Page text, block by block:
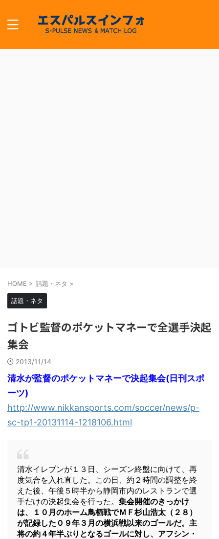
HOME > 話題・ネタ >
話題・ネタ
ゴトビ監督のポケットマネーで全選手決起
集会
2013/11/14
清水が監督のポケットマネーで決起集会(日刊スポ
ーツ)
http://www.nikkansports.com/soccer/news/p-
sc-tp1-20131114-1218106.html
清水イレブンが１３日、シーズン終盤に向けて、再
度気合を入れ直した。この日、約２時間の調整を終
えた後、午後５時半から静岡市内のレストランで選
手だけの決起集会を行った。 集会開催のきっかけ
は、１０月のホーム鳥栖戦でＭＦ杉山浩太（２８）
が記録した０９年３月の横浜戦以来のゴールだ。主
将の約４年半ぶりとなるゴールに対し、アフシン・